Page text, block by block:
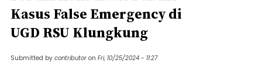
Kasus False Emergency di
UGD RSU Klungkung
Submitted by contributor on Fri, 10/25/2024 - 11:27